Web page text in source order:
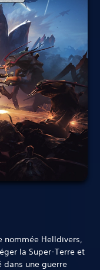
nommée Helldivers,
la Super-Terre et
dans une guerre